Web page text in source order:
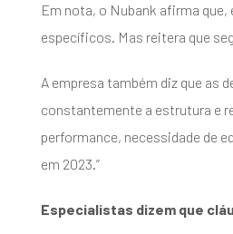
Em nota, o Nubank afirma
específicos. Mas reitera que
A empresa também diz que as
constantemente a estrutura e
performance, necessidade de
em 2023.”
Especialistas dizem que